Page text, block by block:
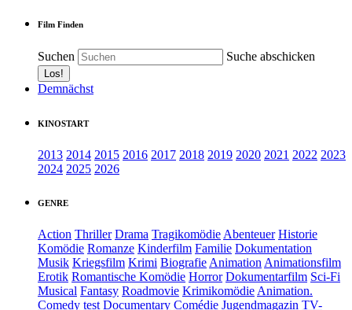
Film Finden
Suchen Suche abschicken
Demnächst
KINOSTART
2013 2014 2015 2016 2017 2018 2019 2020 2021 2022 2023
2024 2025 2026
GENRE
Action Thriller Drama TragikomödieAbenteuer Historie
Komödie Romanze Kinderfilm Familie Dokumentation
Musik Kriegsfilm Krimi BiografieAnimationAnimationsfilm
Erotik Romantische Komödie Horror Dokumentarfilm Sci-Fi
Musical Fantasy Roadmovie KrimikomödieAnimation.
Comedy test Documentary Comédie Jugendmagazin TV-